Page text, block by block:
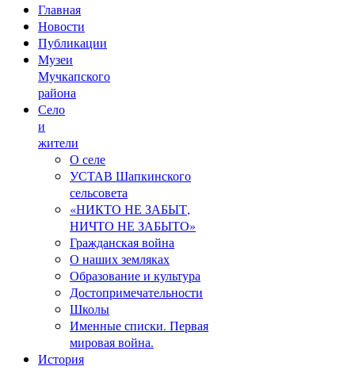
Главная
Новости
Публикации
Музеи
Мучкапского
района
Село
и
жители
О селе
УСТАВ Шапкинского
сельсовета
«НИКТО НЕ ЗАБЫТ,
НИЧТО НЕ ЗАБЫТО»
Гражданская война
О наших земляках
Образование и культура
Достопримечательности
Школы
Именные списки. Первая
мировая война.
История